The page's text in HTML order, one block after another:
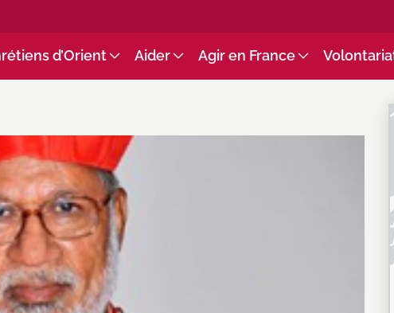
d’Orient Aider Agir en France